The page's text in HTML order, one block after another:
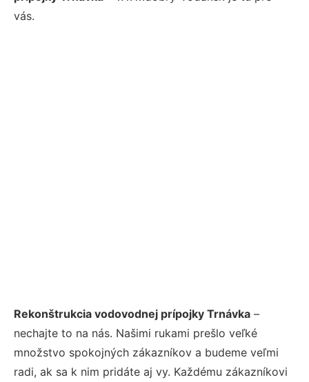
vás.
Rekonštrukcia vodovodnej prípojky Trnávka –
nechajte to na nás. Našimi rukami prešlo veľké
množstvo spokojných zákazníkov a budeme veľmi
radi, ak sa k nim pridáte aj vy. Každému zákazníkovi